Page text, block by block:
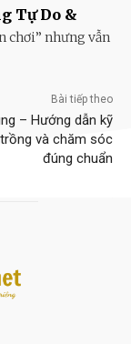
Tự Do &
chơi” nhưng vẫn
Bài tiếp theo
– Hướng dẫn kỹ
và chăm sóc
đúng chuẩn